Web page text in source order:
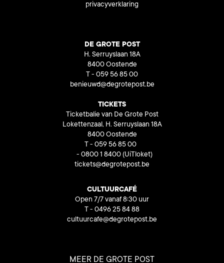
privacyverklaring
DE GROTE POST
H. Serruyslaan 18A
8400 Oostende
T - 059 56 85 00
benieuwd@degrotepost.be
TICKETS
Ticketbalie van De Grote Post
Lokettenzaal, H. Serruyslaan 18A
8400 Oostende
T - 059 56 85 00
- 0800 1 8400 (UiTloket)
tickets@degrotepost.be
CULTUURCAFÉ
Open 7/7 vanaf 8:30 uur
T - 0496 25 84 88
cultuurcafe@degrotepost.be
MEER DE GROTE POST